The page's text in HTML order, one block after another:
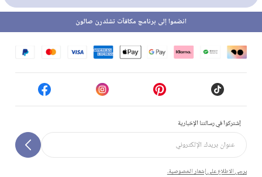
إشتركوا في رسالتنا الإخبارية
يرجى الاطلاع على إشعار الخصوصية.
انضموا إلى برنامج مكافآت تشلدرن صالون